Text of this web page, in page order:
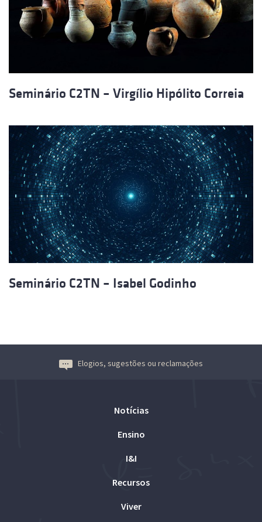
Seminário C2TN – Virgílio Hipólito Correia
Seminário C2TN – Isabel Godinho
Elogios, sugestões ou reclamações
Notícias
Ensino
I&I
Recursos
Viver